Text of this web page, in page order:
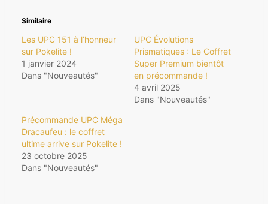
Similaire
Les UPC 151 à l’honneur
sur Pokelite !
1 janvier 2024
Dans "Nouveautés"
UPC Évolutions
Prismatiques : Le Coffret
Super Premium bientôt
en précommande !
4 avril 2025
Dans "Nouveautés"
Précommande UPC Méga
Dracaufeu : le coffret
ultime arrive sur Pokelite !
23 octobre 2025
Dans "Nouveautés"